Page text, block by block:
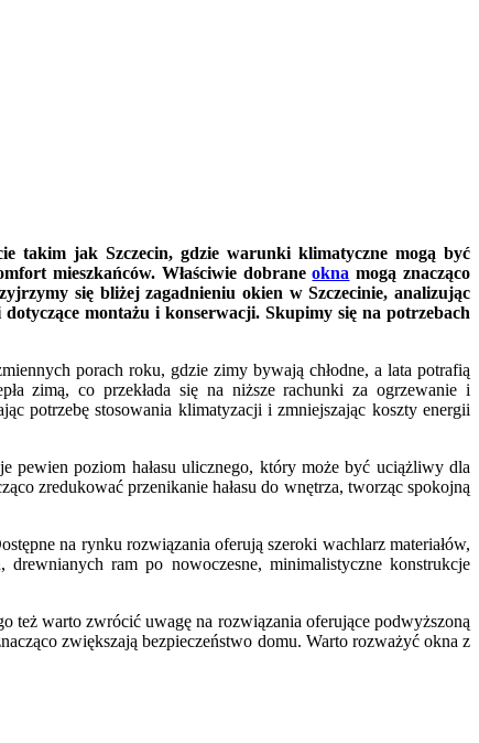
takim jak Szczecin, gdzie warunki klimatyczne mogą być
mieszkańców. Właściwie dobraneokna mogą znacząco
się bliżej zagadnieniu okien w Szczecinie, analizując
montażu i konserwacji. Skupimy się na potrzebach
porach roku, gdzie zimy bywają chłodne, a lata potrafią
zimą, co przekłada się na niższe rachunki za ogrzewanie i
potrzebę stosowania klimatyzacji i zmniejszając koszty energii
pewien poziom hałasu ulicznego, który może być uciążliwy dla
zredukować przenikanie hałasu do wnętrza, tworząc spokojną
na rynku rozwiązania oferują szeroki wachlarz materiałów,
ram po nowoczesne, minimalistyczne konstrukcje
też warto zwrócić uwagę na rozwiązania oferujące podwyższoną
zwiększają bezpieczeństwo domu. Warto rozważyć okna z